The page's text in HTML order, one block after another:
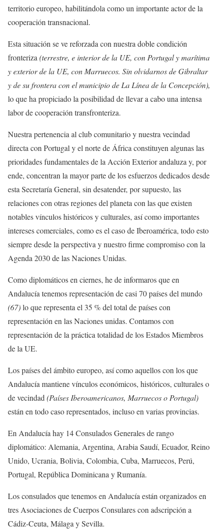
territorio europeo, habilitándola como un importante actor de la
cooperación transnacional.
Esta situación se ve reforzada con nuestra doble condición
fronteriza (terrestre, e interior de la UE, con Portugal y marítima
y exterior de la UE, con Marruecos. Sin olvidarnos de Gibraltar
y de su frontera con el municipio de La Línea de la Concepción),
lo que ha propiciado la posibilidad de llevar a cabo una intensa
labor de cooperación transfronteriza.
Nuestra pertenencia al club comunitario y nuestra vecindad
directa con Portugal y el norte de África constituyen algunas las
prioridades fundamentales de la Acción Exterior andaluza y, por
ende, concentran la mayor parte de los esfuerzos dedicados desde
esta Secretaría General, sin desatender, por supuesto, las
relaciones con otras regiones del planeta con las que existen
notables vínculos históricos y culturales, así como importantes
intereses comerciales, como es el caso de Iberoamérica, todo esto
siempre desde la perspectiva y nuestro firme compromiso con la
Agenda 2030 de las Naciones Unidas.
Como diplomáticos en ciernes, he de informaros que en
Andalucía tenemos representación de casi 70 países del mundo
(67)lo que representa el 35 % del total de países con
representación en las Naciones unidas. Contamos con
representación de la práctica totalidad de los Estados Miembros
de la UE.
Los países del ámbito europeo, así como aquellos con los que
Andalucía mantiene vínculos económicos, históricos, culturales o
de vecindad (Países Iberoamericanos, Marruecos o Portugal)
están en todo caso representados, incluso en varias provincias.
En Andalucía hay 14 Consulados Generales de rango
diplomático: Alemania, Argentina, Arabia Saudí, Ecuador, Reino
Unido, Ucrania, Bolivia, Colombia, Cuba, Marruecos, Perú,
Portugal, República Dominicana y Rumanía.
Los consulados que tenemos en Andalucía están organizados en
tres Asociaciones de Cuerpos Consulares con adscripción a
Cádiz-Ceuta, Málaga y Sevilla.